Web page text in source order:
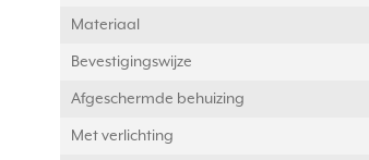
Materiaal
Bevestigingswijze
Afgeschermde behuizing
Met verlichting